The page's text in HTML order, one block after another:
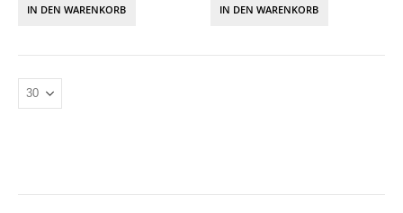
IN DEN WARENKORB IN DEN WARENKORB